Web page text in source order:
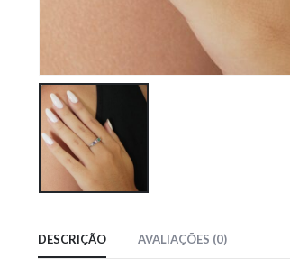
DESCRIÇÃO AVALIAÇÕES (0)